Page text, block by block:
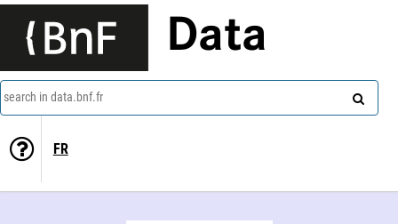
Data
search in data.bnf.fr
FR